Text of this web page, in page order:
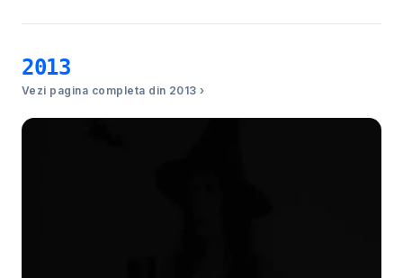
2013
Vezi pagina completa din 2013 ›